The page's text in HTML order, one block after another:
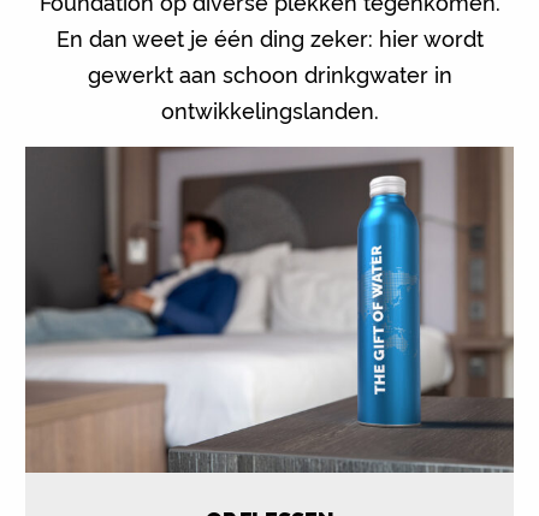
En dan weet je één ding zeker: hier wordt
gewerkt aan schoon drinkgwater in
ontwikkelingslanden.